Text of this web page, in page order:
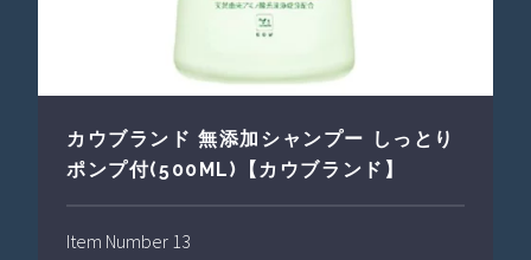
カウブランド 無添加シャンプー しっとり
ポンプ付(500ML)【カウブランド】
Item Number 13